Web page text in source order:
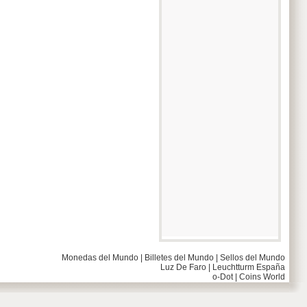
Monedas del Mundo Billetes del Mundo
Sellos del Mundo
Luz De Faro
Leuchtturm España
o-Dot| Coins World